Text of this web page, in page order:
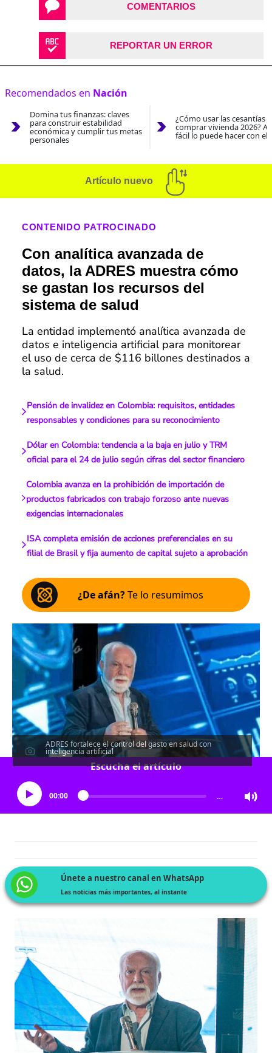
COMENTARIOS
REPORTAR UN ERROR
Recomendados en Nación
Domina tus finanzas: claves
para construir estabilidad
económica y cumplir tus metas
personales
¿Cómo usar las cesantías
comprar vivienda 2026?
fácil lo puede hacer con el
Artículo nuevo
CONTENIDO PATROCINADO
Con analítica avanzada de
datos, la ADRES muestra cómo
se gastan los recursos del
sistema de salud
La entidad implementó analítica avanzada de
datos e inteligencia artificial para monitorear
el uso de cerca de $116 billones destinados a
la salud.
Pensión de invalidez en Colombia: requisitos, entidades
responsables y condiciones para su reconocimiento
Dólar en Colombia: tendencia a la baja en julio y TRM
oficial para el 24 de julio según cifras del sector financiero
Colombia avanza en la prohibición de importación de
productos fabricados con trabajo forzoso ante nuevas
exigencias internacionales
ISA completa emisión de acciones preferenciales en su
filial de Brasil y fija aumento de capital sujeto a aprobación
¿De afán?Te lo resumimos
ADRES fortalece el control del gasto en salud con
inteligencia artificial
Escucha el artículo
00:00 …
Únete a nuestro canal en WhatsApp
Las noticias más importantes, al instante